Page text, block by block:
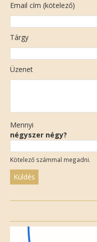
Email cím (kötelező)
Tárgy
Üzenet
Mennyi
négyszer négy?
Kötelező számmal megadni.
field
empty.